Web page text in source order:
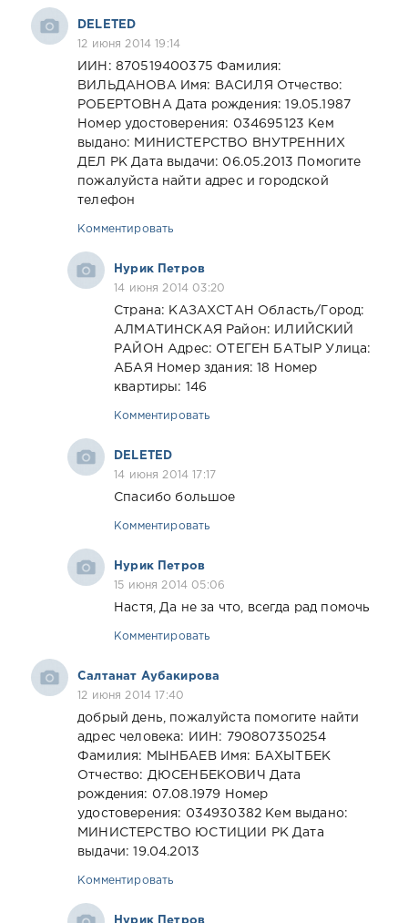
DELETED
12 июня 2014 19:14
ИИН: 870519400375 Фамилия:
ВИЛЬДАНОВА Имя: ВАСИЛЯ Отчество:
РОБЕРТОВНА Дата рождения: 19.05.1987
Номер удостоверения: 034695123 Кем
выдано: МИНИСТЕРСТВО ВНУТРЕННИХ
ДЕЛ РК Дата выдачи: 06.05.2013 Помогите
пожалуйста найти адрес и городской
телефон
Комментировать
Нурик Петров
14 июня 2014 03:20
Страна: КАЗАХСТАН Область/Город:
АЛМАТИНСКАЯ Район: ИЛИЙСКИЙ
РАЙОН Адрес: ОТЕГЕН БАТЫР Улица:
АБАЯ Номер здания: 18 Номер
квартиры: 146
Комментировать
DELETED
14 июня 2014 17:17
Спасибо большое
Комментировать
Нурик Петров
15 июня 2014 05:06
Настя, Да не за что, всегда рад помочь
Комментировать
Салтанат Аубакирова
12 июня 2014 17:40
добрый день, пожалуйста помогите найти
адрес человека: ИИН: 790807350254
Фамилия: МЫНБАЕВ Имя: БАХЫТБЕК
Отчество: ДЮСЕНБЕКОВИЧ Дата
рождения: 07.08.1979 Номер
удостоверения: 034930382 Кем выдано:
МИНИСТЕРСТВО ЮСТИЦИИ РК Дата
выдачи: 19.04.2013
Комментировать
Нурик Петров